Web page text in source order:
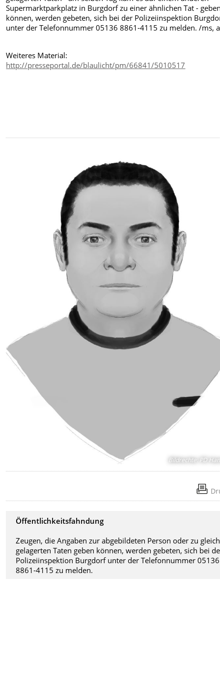
Supermarktparkplatz in Burgdorf zu einer ähnlichen Tat -
können, werden gebeten, sich bei der Polizeiinspektion
unter der Telefonnummer 05136 8861-4115 zu melden. /ms,
Weiteres Material:
http://presseportal.de/blaulicht/pm/66841/5010517
Bildrechte: PD
Öffentlichkeitsfahndung
Zeugen, die Angaben zur abgebildeten Person oder zu gleich
gelagerten Taten geben können, werden gebeten, sich bei
Polizeiinspektion Burgdorf unter der Telefonnummer 05136
8861-4115 zu melden.